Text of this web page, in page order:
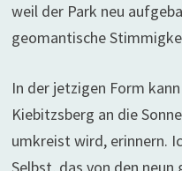
weil der Park neu
geomantische
In der jetzigen Form
Kiebitzsberg an die
umkreist wird, erinnern.